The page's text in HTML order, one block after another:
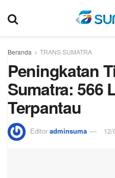
Beranda TRANS SUMATRA
Peningkatan
Sumatra: 566
Terpantau
Editor adminsuma 12/